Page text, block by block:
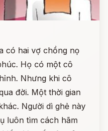
có hai vợ chồng nọ
Họ có một cô
Nhưng khi cô
đời. Một thời gian
Người dì ghẻ này
luôn tìm cách hãm